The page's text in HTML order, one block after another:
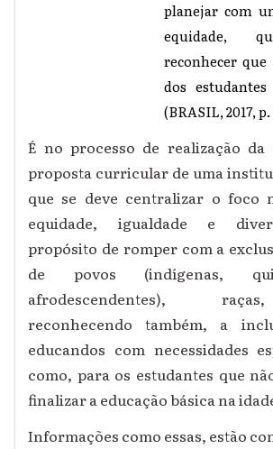
planejar com
equidade,
reconhecer que
dos
(BRASIL, 2017, p.
É no processo de realização da
proposta curricular de uma
que se deve centralizar o foco
equidade, igualdade e
propósito de romper com a
de povos (indígenas,
afrodescendentes),
reconhecendo também, a
educandos com necessidades
como, para os estudantes que
finalizar a educação básica na
Informações como essas, estão